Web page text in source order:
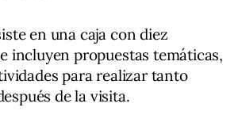
en una caja con diez
incluyen propuestas temáticas,
para realizar tanto
de la visita.